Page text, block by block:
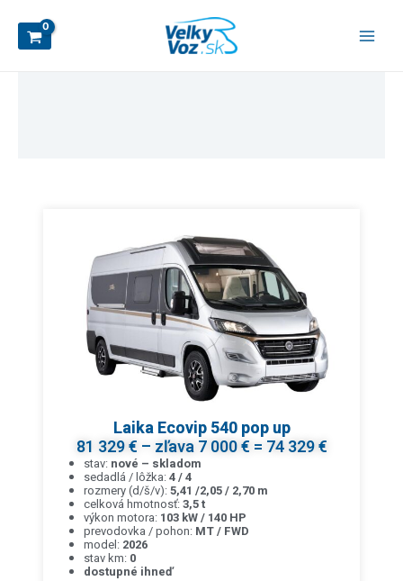
Laika Ecovip 540 pop up
81 329 € – zľava 7 000 € = 74 329 €
stav: nové – skladom
sedadlá / lôžka:4 / 4
rozmery (d/š/v):5,41 /2,05 / 2,70 m
celková hmotnosť:3,5 t
výkon motora: 103 kW / 140 HP
prevodovka / pohon: MT / FWD
model: 2026
stav km: 0
dostupné ihneď